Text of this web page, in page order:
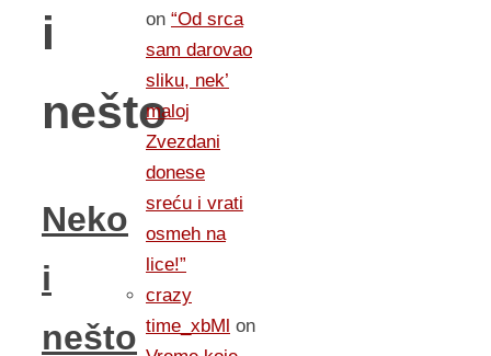
i
nešto
Neko
i
nešto
on “Od srca
sam darovao
sliku, nek’
maloj
Zvezdani
donese
sreću i vrati
osmeh na
lice!”
crazy
time_xbMl on